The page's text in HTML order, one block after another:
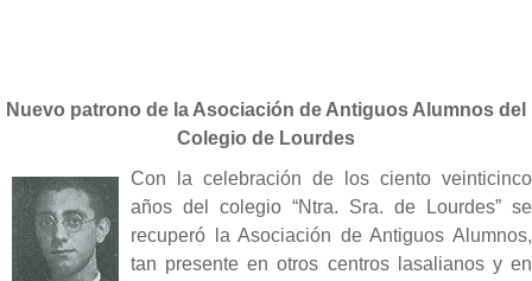
Nuevo patrono de la Asociación de Antiguos Alumnos del
Colegio de Lourdes
Con la celebración de los ciento veinticinco
años del colegio “Ntra. Sra. de Lourdes” se
recuperó la Asociación de Antiguos Alumnos,
tan presente en otros centros lasalianos y en